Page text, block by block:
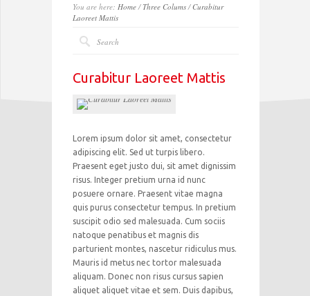
You are here: Home/Three Colums/Curabitur
Laoreet Mattis
Curabitur Laoreet Mattis
Lorem ipsum dolor sit amet, consectetur
adipiscing elit. Sed ut turpis libero.
Praesent eget justo dui, sit amet dignissim
risus. Integer pretium urna id nunc
posuere ornare. Praesent vitae magna
quis purus consectetur tempus. In pretium
suscipit odio sed malesuada. Cum sociis
natoque penatibus et magnis dis
parturient montes, nascetur ridiculus mus.
Mauris id metus nec tortor malesuada
aliquam. Donec non risus cursus sapien
aliquet aliquet vitae et sem. Duis dapibus,